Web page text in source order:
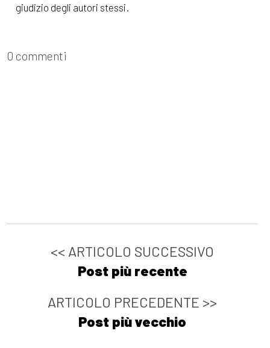
giudizio degli autori stessi.
0 commenti
<< ARTICOLO SUCCESSIVO
Post più recente
ARTICOLO PRECEDENTE >>
Post più vecchio